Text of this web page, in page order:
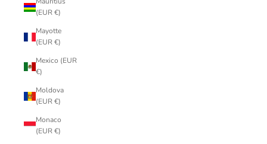
(EUR €)
Mayotte
(EUR €)
Mexico (EUR
€)
Moldova
(EUR €)
Monaco
(EUR €)